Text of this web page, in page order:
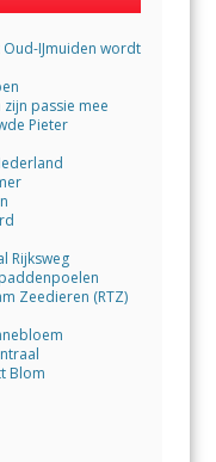
IJmuiden wordt
passie mee
Pieter
Rijksweg
Zeedieren (RTZ)
Blom